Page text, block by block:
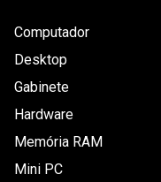
Computador
Desktop
Gabinete
Hardware
Memória RAM
Mini PC